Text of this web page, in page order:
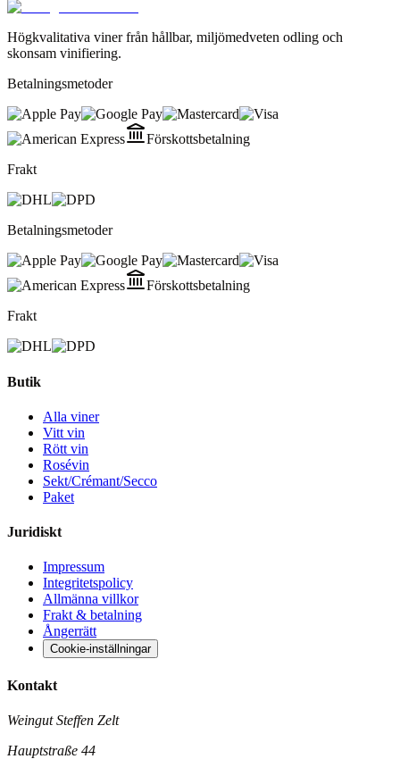
Högkvalitativa viner från hållbar, miljömedveten odling och
skonsam vinifiering.
Betalningsmetoder
Förskottsbetalning
Frakt
Betalningsmetoder
Förskottsbetalning
Frakt
Butik
Alla viner
Vitt vin
Rött vin
Rosévin
Sekt/Crémant/Secco
Paket
Juridiskt
Impressum
Integritetspolicy
Allmänna villkor
Frakt & betalning
Ångerrätt
Cookie-inställningar
Kontakt
Weingut Steffen Zelt
Hauptstraße 44